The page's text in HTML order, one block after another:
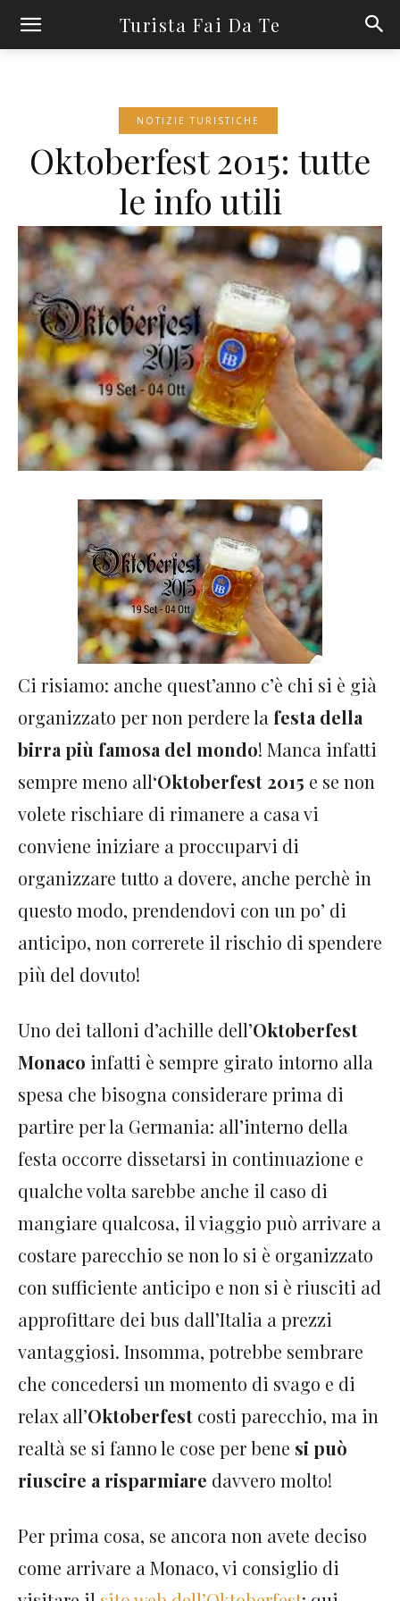
Turista Fai Da Te
NOTIZIE TURISTICHE
Oktoberfest 2015: tutte
le info utili
Ci risiamo: anche quest’anno c’è chi si è già
organizzato per non perdere la festa della
birra più famosa del mondo! Manca infatti
sempre meno all‘Oktoberfest 2015 e se non
volete rischiare di rimanere a casa vi
conviene iniziare a proccuparvi di
organizzare tutto a dovere, anche perchè in
questo modo, prendendovi con un po’ di
anticipo, non correrete il rischio di spendere
più del dovuto!
Uno dei talloni d’achille dell’Oktoberfest
Monaco infatti è sempre girato intorno alla
spesa che bisogna considerare prima di
partire per la Germania: all’interno della
festa occorre dissetarsi in continuazione e
qualche volta sarebbe anche il caso di
mangiare qualcosa, il viaggio può arrivare a
costare parecchio se non lo si è organizzato
con sufficiente anticipo e non si è riusciti ad
approfittare dei bus dall’Italia a prezzi
vantaggiosi. Insomma, potrebbe sembrare
che concedersi un momento di svago e di
relax all’Oktoberfest costi parecchio, ma in
realtà se si fanno le cose per bene si può
riuscire a risparmiare davvero molto!
Per prima cosa, se ancora non avete deciso
come arrivare a Monaco, vi consiglio di